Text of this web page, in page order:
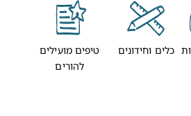
כלים וחידונים
טיפים מועילים
להורים